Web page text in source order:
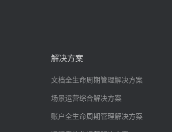
解决方案
文档全生命周期管理解决方案
场景运营综合解决方案
账户全生命周期管理解决方案